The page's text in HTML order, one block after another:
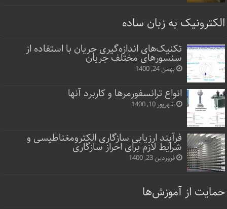
الکترونیک به زبان ساده
تکنیک‌های اندازه‌گیری جریان با استفاده از
سنسورهای مختلف جریان
بهمن 24, 1400
انواع ترانسفورمرها و کاربرد آنها
شهریور 10, 1400
فرآیند ارزیابی سازگاری الکترومغناطیسی و
شرایط لازم برای احراز سازگاری
فروردین 23, 1400
حمایت از آموزش‌ها